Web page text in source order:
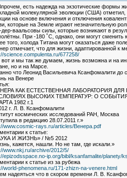
есть надежда на экзотические формы
молекулярной эволюции (США) отметил,
на основе включения и отключения
которые на Земле играют незначительную
дер-ваальсовы силы, которые возникают в
При -180 ˚C, однако, они могут сменить
того, холода Титана могут оказаться даже
отмечает, что для жизни, адаптированной к
science.compulenta.ru/677258/
вот и мы так же думаем, жизнь возможна и на
но и на Марсе.
что Леонид Васильевича Ксанфомалити до
на Венере
КАК ЕСТЕСТВЕННАЯ ЛАБОРАТОРИЯ
ВЫСОКИХ ТЕМПЕРАТУР: О
1982 г.1
г. Л. В. Ксанфомалити
космических исследований РАН, Москва
в редакцию 28.07.2011 г.»
www.cosmic-rays.ru/articles/Венера.pdf
к статье:
И ЖИЗНЬ» / №5 2012
кажется, нашли. Но не там, где искали.»
www.nkj.ru/archive/2012/5/
epizodsspace.no-ip.org/bibl/ksanfamalite/planety/
к статье из за рубежа
world-phenomena.ru/171-zhizn-na-venere.html
надеяться что в скором времени Л. В.